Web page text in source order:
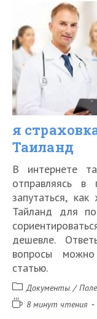
я
Таиланд
В интернете
отправляясь в
запутаться,
Тайланд для
дешевле.
вопросы
статью.
Рубрика
записи:
Документы /
Время8 минут чтения